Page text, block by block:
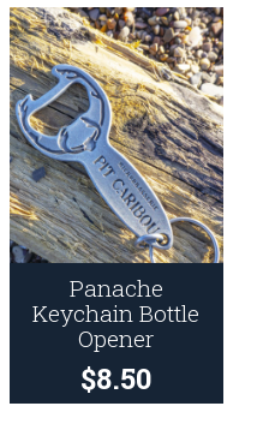
Panache
Keychain Bottle
Opener
$8.50